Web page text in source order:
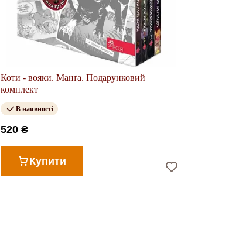
Коти - вояки. Манґа. Подарунковий
комплект
В наявності
520 ₴
Купити